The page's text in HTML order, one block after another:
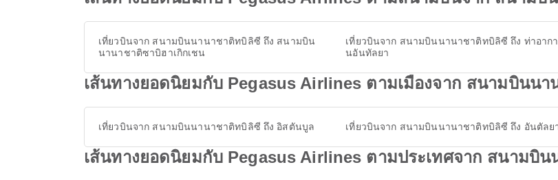
เที่ยวบินจาก สนามบินนานาชาติทบิลิซี ถึง สนามบิน
นานาชาติซาบิฮาเกิกเชน
เที่ยวบินจาก สนามบินนานาชาติทบิลิซี ถึง ท่าอาก
นอันทัลยา
เส้นทางยอดนิยมกับ Pegasus Airlines ตามเมืองจาก สนามบินน
เที่ยวบินจาก สนามบินนานาชาติทบิลิซี ถึง อิสตันบูล เที่ยวบินจาก สนามบินนานาชาติทบิลิซี ถึง อันตัลย
เส้นทางยอดนิยมกับ Pegasus Airlines ตามประเทศจาก สนามบิ